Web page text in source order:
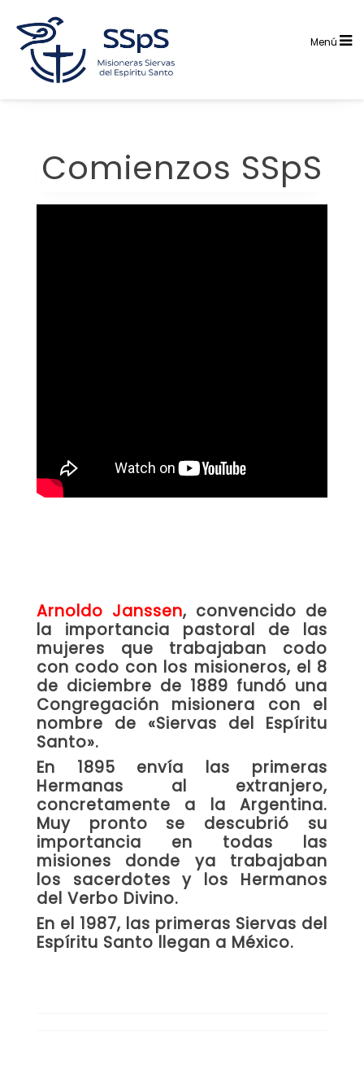
contenido
Menú
Comienzos SSpS
Arnoldo Janssen, convencido de
la importancia pastoral de las
mujeres que trabajaban codo
con codo con los misioneros, el 8
de diciembre de 1889 fundó una
Congregación misionera con el
nombre de «Siervas del Espíritu
Santo».
En 1895 envía las primeras
Hermanas al extranjero,
concretamente a la Argentina.
Muy pronto se descubrió su
importancia en todas las
misiones donde ya trabajaban
los sacerdotes y los Hermanos
del Verbo Divino.
En el 1987, las primeras Siervas del
Espíritu Santo llegan a México.